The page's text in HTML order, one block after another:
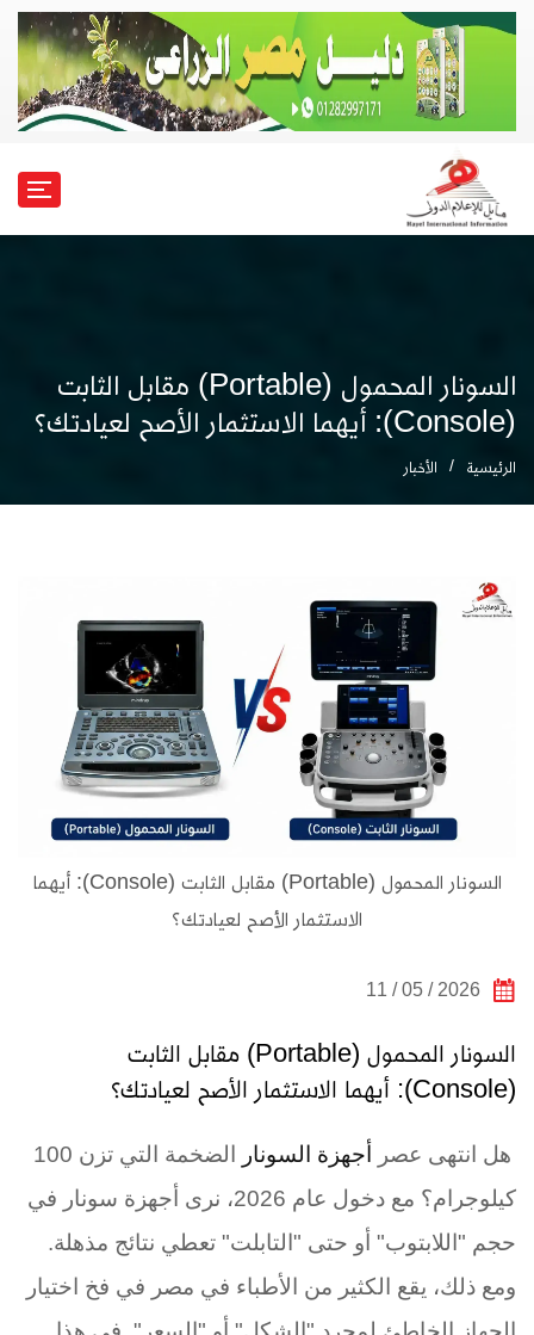
السونار المحمول (Portable) مقابل الثابت
(Console): أيهما الاستثمار الأصح لعيادتك؟
الرئيسية الأخبار
السونار المحمول (Portable) مقابل الثابت (Console): أيهما
الاستثمار الأصح لعيادتك؟
2026 / 05 / 11
السونار المحمول (Portable) مقابل الثابت
(Console): أيهما الاستثمار الأصح لعيادتك؟
هل انتهى عصر أجهزة السونار
الضخمة التي تزن 100
كيلوجرام؟ مع دخول عام 2026، نرى أجهزة سونار في
حجم "اللابتوب" أو حتى "التابلت" تعطي نتائج مذهلة.
ومع ذلك، يقع الكثير من الأطباء في مصر في فخ اختيار